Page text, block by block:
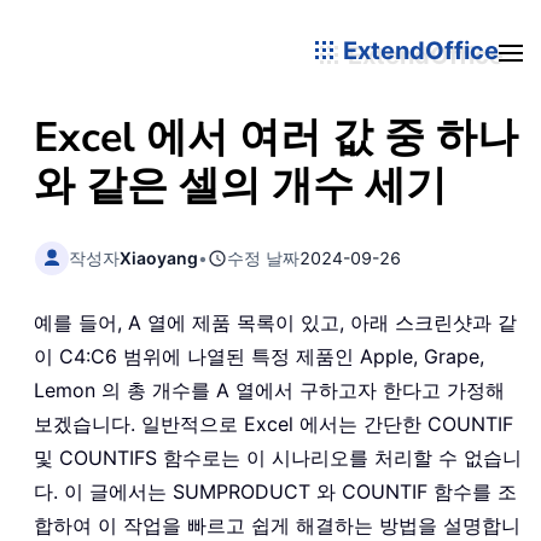
ExtendOffice
Excel 에서 여러 값 중 하나
와 같은 셀의 개수 세기
작성자Xiaoyang• 수정 날짜2024-09-26
예를 들어, A 열에 제품 목록이 있고, 아래 스크린샷과 같
이 C4:C6 범위에 나열된 특정 제품인 Apple, Grape,
Lemon 의 총 개수를 A 열에서 구하고자 한다고 가정해
보겠습니다. 일반적으로 Excel 에서는 간단한 COUNTIF
및 COUNTIFS 함수로는 이 시나리오를 처리할 수 없습니
다. 이 글에서는 SUMPRODUCT 와 COUNTIF 함수를 조
합하여 이 작업을 빠르고 쉽게 해결하는 방법을 설명합니